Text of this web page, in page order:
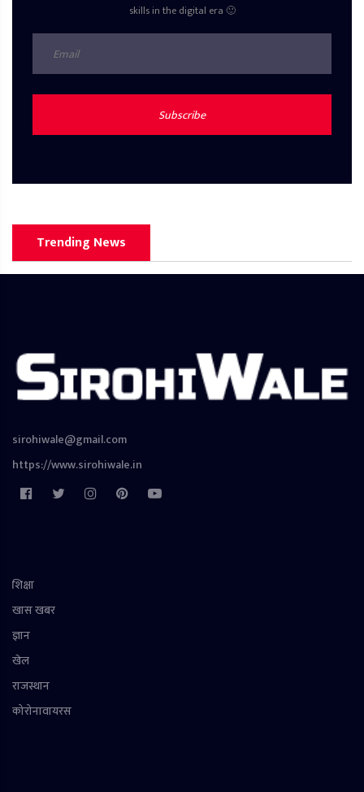
skills in the digital era 🙂
Subscribe
Trending News
sirohiwale@gmail.com
https://www.sirohiwale.in
शिक्षा
खास खबर
ज्ञान
खेल
राजस्थान
कोरोनावायरस